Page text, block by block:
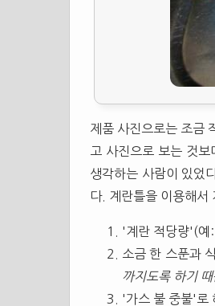
제품 사진으로는 조금
고 사진으로 보는 것
생각하는 사람이 있었
다. 계란틀을 이용해서
'계란 적당량'(예
소금 한 스푼과
까지도록 하기 때
'가스 불 중불'로